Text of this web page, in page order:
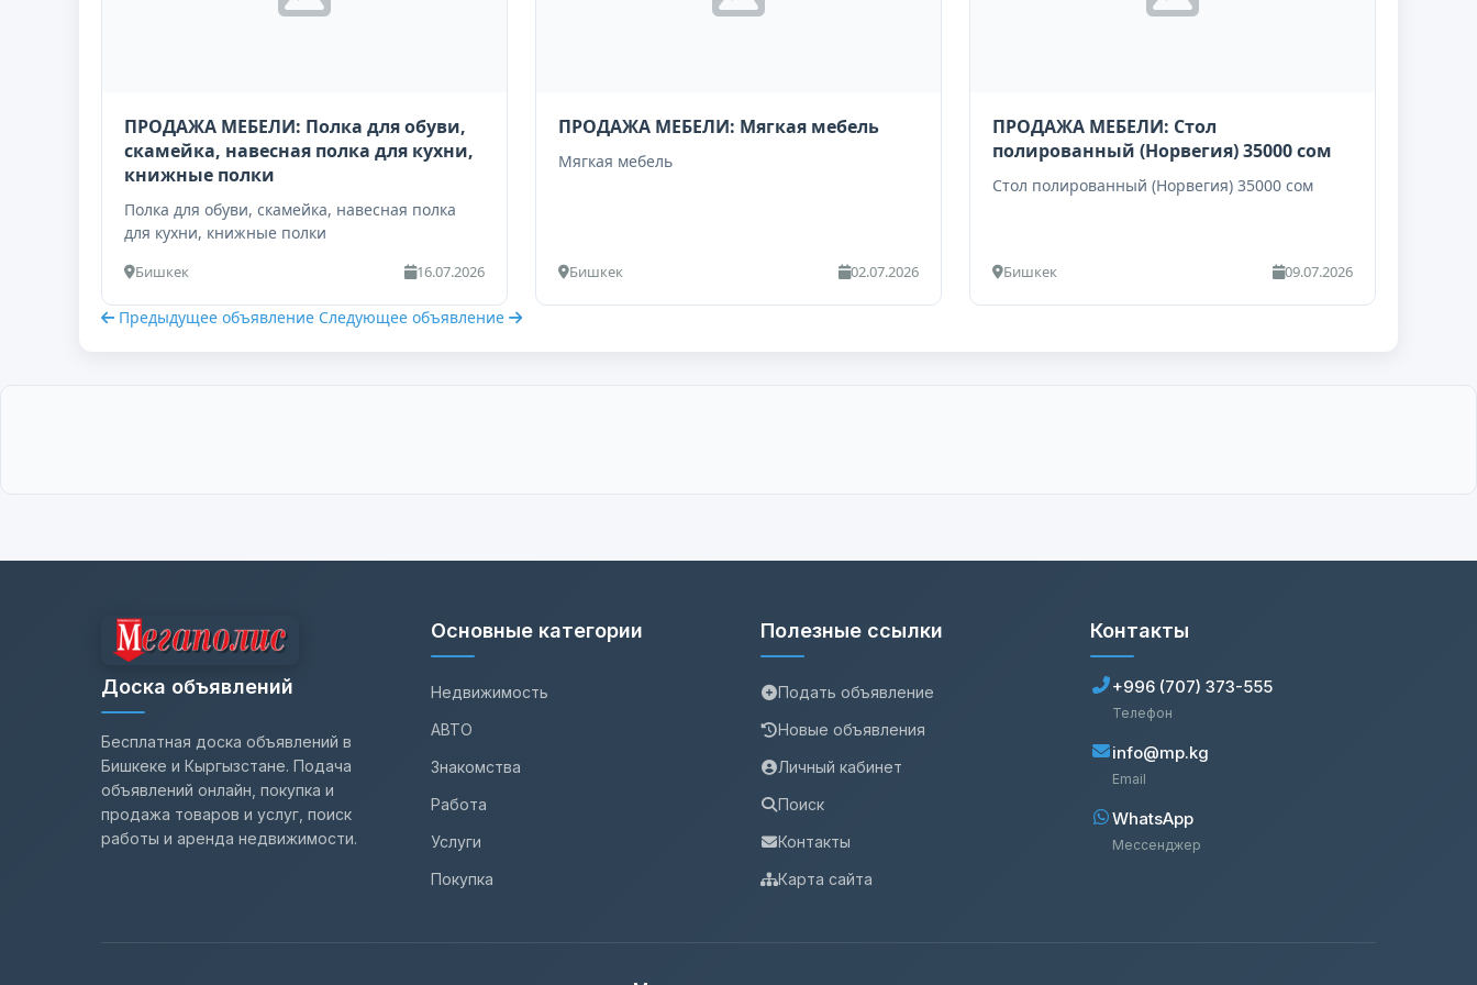
ПРОДАЖА МЕБЕЛИ: Полка для обуви,
скамейка, навесная полка для кухни,
книжные полки
Полка для обуви, скамейка, навесная полка
для кухни, книжные полки
Бишкек 16.07.2026
ПРОДАЖА МЕБЕЛИ: Мягкая мебель
Мягкая мебель
Бишкек 02.07.2026
ПРОДАЖА МЕБЕЛИ: Стол
полированный (Норвегия) 35000 сом
Стол полированный (Норвегия) 35000 сом
Бишкек 09.07.2026
Предыдущее объявление Следующее объявление
Доска объявлений
Бесплатная доска объявлений в
Бишкеке и Кыргызстане. Подача
объявлений онлайн, покупка и
продажа товаров и услуг, поиск
работы и аренда недвижимости.
Основные категории
Недвижимость
АВТО
Знакомства
Работа
Услуги
Покупка
Полезные ссылки
Подать объявление
Новые объявления
Личный кабинет
Поиск
Контакты
Карта сайта
Контакты
+996 (707) 373-555
Телефон
info@mp.kg
Email
WhatsApp
Мессенджер